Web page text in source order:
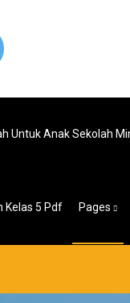
Untuk Anak Sekolah
Kelas 5 Pdf Pages